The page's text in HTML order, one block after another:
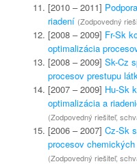
[2010 – 2011]
riadení (Zodpovedný
[2008 – 2009] Fr-Sk
optimalizácia
[2008 – 2009] Sk-Cz
procesov prestupu
[2007 – 2009] Hu-Sk
optimalizácia a
(Zodpovedný riešiteľ,
[2006 – 2007] Cz-Sk
procesov
(Zodpovedný riešiteľ,